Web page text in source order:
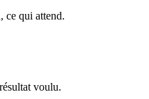
ce qui attend.
voulu.